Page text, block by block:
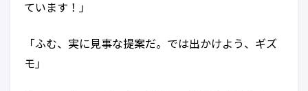
ています！」
「ふむ、実に見事な提案だ。では出かけよう、ギズ
モ」